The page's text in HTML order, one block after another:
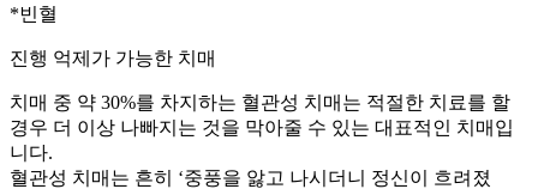
*빈혈
진행 억제가 가능한 치매
치매 중 약 30%를 차지하는 혈관성 치매는 적절한 치료를 할
경우 더 이상 나빠지는 것을 막아줄 수 있는 대표적인 치매입
니다.
혈관성 치매는 흔히 ‘중풍을 앓고 나시더니 정신이 흐려졌